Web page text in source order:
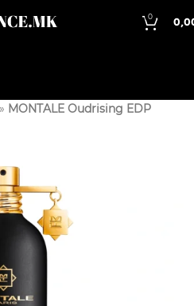
0
» MONTALE Oudrising EDP